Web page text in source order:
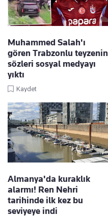
Muhammed Salah'ı
gören Trabzonlu teyzenin
sözleri sosyal medyayı
yıktı
Kaydet
Almanya'da kuraklık
alarmı! Ren Nehri
tarihinde ilk kez bu
seviyeye indi